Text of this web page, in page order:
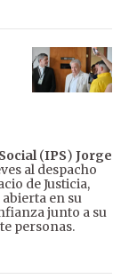
(IPS) Jorge
al despacho
de Justicia,
en su
junto a su
personas.